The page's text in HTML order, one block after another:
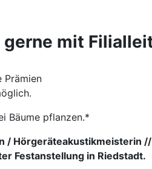
mit
Prämien
Bäume pflanzen.*
/ Hörgeräteakustikmeisterin
Festanstellung in Riedstadt.